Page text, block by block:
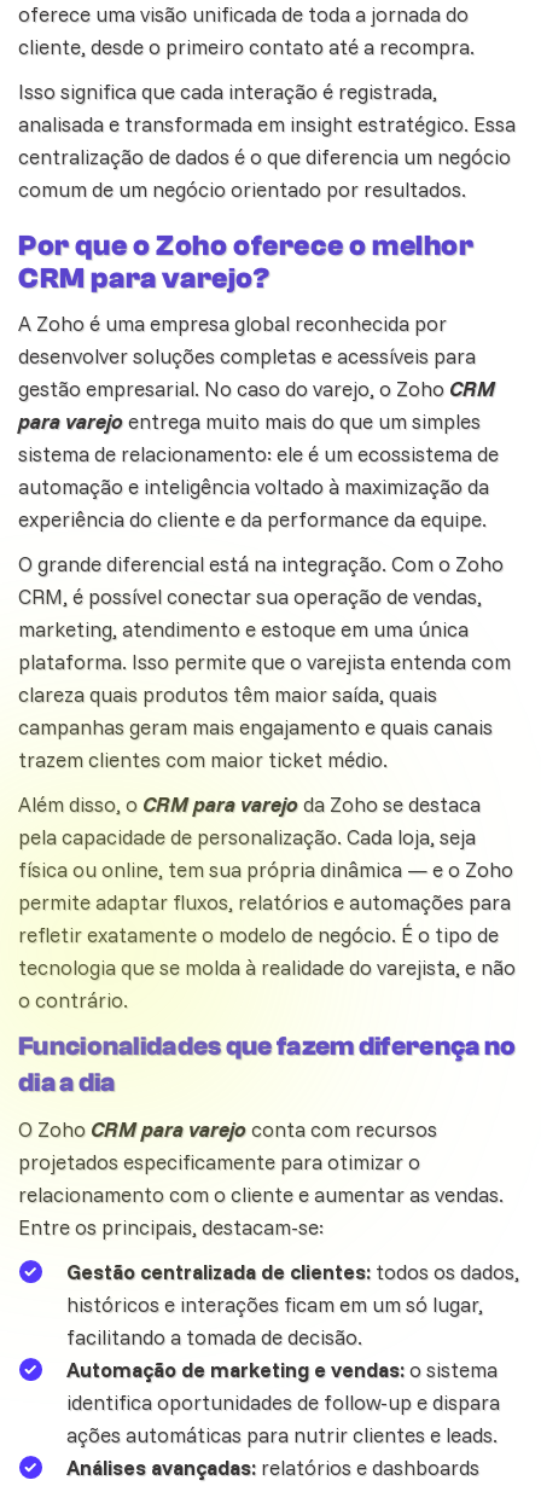
oferece uma visão unificada de toda a jornada do
cliente, desde o primeiro contato até a recompra.
Isso significa que cada interação é registrada,
analisada e transformada em insight estratégico. Essa
centralização de dados é o que diferencia um negócio
comum de um negócio orientado por resultados.
Por que o Zoho oferece o melhor
CRM para varejo?
A Zoho é uma empresa global reconhecida por
desenvolver soluções completas e acessíveis para
gestão empresarial. No caso do varejo, o Zoho CRM
para varejoentrega muito mais do que um simples
sistema de relacionamento: ele é um ecossistema de
automaçãoe inteligência voltado à maximização da
experiência do cliente e da performance da equipe.
O grande diferencial está na integração. Com o Zoho
CRM, é possível conectar sua operação de vendas,
marketing, atendimento e estoque em uma única
plataforma. Isso permite que o varejista entenda com
clareza quais produtos têm maior saída, quais
campanhas geram mais engajamento e quais canais
trazem clientes com maior ticket médio.
Além disso, o CRM para varejoda Zoho se destaca
pela capacidade de personalização. Cada loja, seja
física ou online, tem sua própria dinâmica — e o Zoho
permite adaptar fluxos, relatórios e automações para
refletir exatamente o modelo de negócio. É o tipo de
tecnologia que se molda à realidade do varejista, e não
o contrário.
Funcionalidades que fazem diferença no
dia a dia
O Zoho CRM para varejoconta com recursos
projetados especificamente para otimizar o
relacionamento com o cliente e aumentar as vendas.
Entre os principais, destacam-se:
Gestão centralizada de clientes: todos os dados,
históricos e interações ficam em um só lugar,
facilitando a tomada de decisão.
Automação de marketing e vendas:o sistema
identifica oportunidades de follow-up e dispara
ações automáticas para nutrir clientese leads.
Análises avançadas: relatórios e dashboards